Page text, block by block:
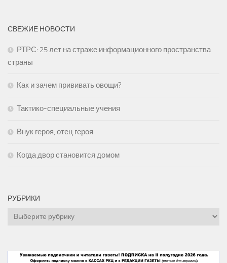
СВЕЖИЕ НОВОСТИ
РТРС: 25 лет на страже информационного пространства
страны
Как и зачем прививать овощи?
Тактико-специальные учения
Внук героя, отец героя
Когда двор становится домом
РУБРИКИ
Рубрики